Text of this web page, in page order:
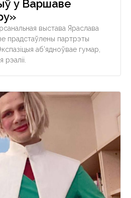
у Варшаве
выстава Яраслава
прадстаўлены партрэты
аб’ядноўвае гумар,
рэаліі.